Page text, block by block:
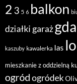
2 3 5 6 balkon
działki garaż
kaszuby kawalerka las
mieszkanie z oddzielną
ogródogródek